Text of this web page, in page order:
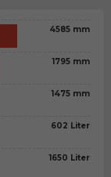
4585 mm
1795 mm
1475 mm
602 Liter
1650 Liter